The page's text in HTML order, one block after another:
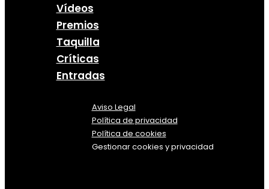
Vídeos
Premios
Taquilla
Críticas
Entradas
Aviso Legal
Política de privacidad
Política de cookies
Gestionar cookies y privacidad